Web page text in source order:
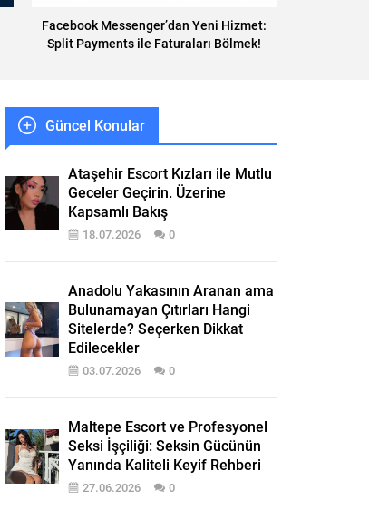
Facebook Messenger’dan Yeni Hizmet:
Split Payments ile Faturaları Bölmek!
Güncel Konular
Ataşehir Escort Kızları ile Mutlu
Geceler Geçirin. Üzerine
Kapsamlı Bakış
18.07.2026 0
Anadolu Yakasının Aranan ama
Bulunamayan Çıtırları Hangi
Sitelerde? Seçerken Dikkat
Edilecekler
03.07.2026 0
Maltepe Escort ve Profesyonel
Seksi İşçiliği: Seksin Gücünün
Yanında Kaliteli Keyif Rehberi
27.06.2026 0